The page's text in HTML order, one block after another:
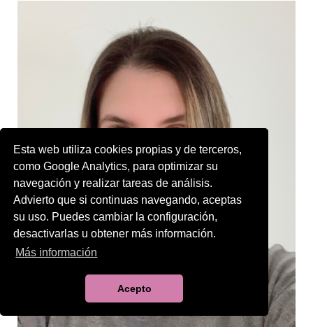
Esta web utiliza cookies propias y de terceros,
como Google Analytics, para optimizar su
navegación y realizar tareas de análisis.
Advierto que si continuas navegando, aceptas
su uso. Puedes cambiar la configuración,
desactivarlas u obtener más información.
Más información
Acepto